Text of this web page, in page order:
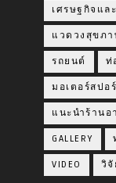
เศรษฐกิจแล
แวดวงสุขภา
รถยนต์ ท่
มอเตอร์สปอ
แนะนำร้านอ
GALLERY
VIDEO วิจั